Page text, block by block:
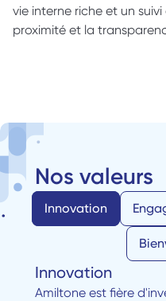
vie interne riche et un
proximité et la
Nos valeurs
Innovation
Innovation
Amiltone est fière